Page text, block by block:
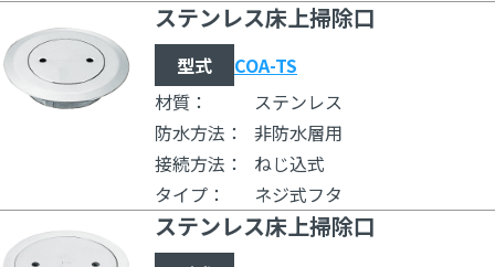
ステンレス床上掃除口
型式
COA-TS
材質：
ステンレス
防水方法：
非防水層用
接続方法：
ねじ込式
タイプ：
ネジ式フタ
ステンレス床上掃除口